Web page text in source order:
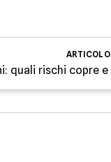
ARTICOLO